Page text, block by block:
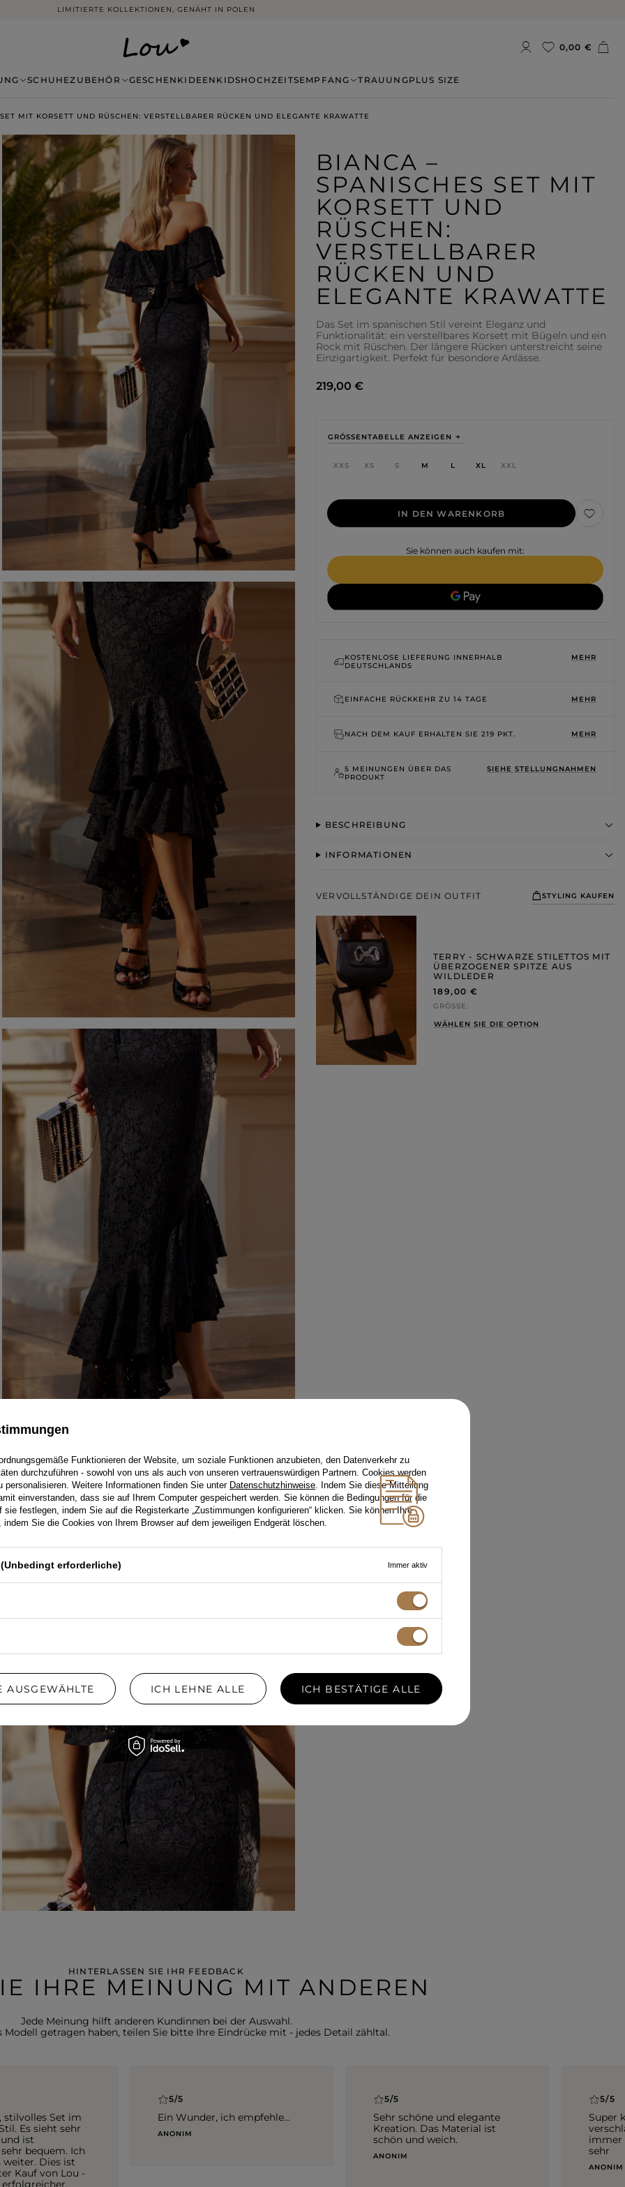
LIMITIERTE KOLLEKTIONEN, GENÄHT IN POLEN
0,00 €
Saison / Stoff
SOMMERKLEIDER
FRÜHLINGSKLEIDER
HERBSTKLEIDER
Ausschnitt
AM RÜCKEN
QUADRAT
U-BOOT
V-AUSSCHNITT
KARO
OHNE AUSSCHNITT
ASYMMETRISCHER
CARMEN
Ärmel / Träger
OHNE TRÄGER
MIT TRÄGERN
BEIGE
SCHUHEZUBEHÖR GESCHENKIDEEN KIDSHOCHZEITSEMPFANG TRAUUNGPLUS SIZE
MIT KORSETT UND RÜSCHEN: VERSTELLBARER RÜCKEN UND ELEGANTE KRAWATTE
BIANCA –
SPANISCHES SET MIT
KORSETT UND
RÜSCHEN:
VERSTELLBARER
RÜCKEN UND
ELEGANTE KRAWATTE
Das Set im spanischen Stil vereint Eleganz und
Funktionalität: ein verstellbares Korsett mit Bügeln und ein
Rock mit Rüschen. Der längere Rücken unterstreicht seine
Einzigartigkeit. Perfekt für besondere Anlässe.
GRÖSSENTABELLE ANZEIGEN
XXS XS S M L XL XXL
IN DEN WARENKORB
Sie können auch kaufen mit:
219,00 €
KOSTENLOSE LIEFERUNG INNERHALB
DEUTSCHLANDS
MEHR
EINFACHE RÜCKKEHR ZU 14 TAGE MEHR
NACH DEM KAUF ERHALTEN SIE 219 PKT. MEHR
5 MEINUNGEN ÜBER DAS
PRODUKT
SIEHE STELLUNGNAHMEN
BESCHREIBUNG
INFORMATIONEN
VERVOLLSTÄNDIGE DEIN OUTFIT
TERRY - SCHWARZE STILETTOS MIT
ÜBERZOGENER SPITZE AUS
WILDLEDER
189,00 €
GRÖSSE
WÄHLEN SIE DIE OPTION
STYLING KAUFEN
HINTERLASSEN SIE IHR FEEDBACK
IHRE MEINUNG MIT ANDEREN
Jede Meinung hilft anderen Kundinnen bei der Auswahl.
Modell getragen haben, teilen Sie bitte Ihre Eindrücke mit - jedes Detail zähltal.
stilvolles Set im
sehr
ist
bequem. Ich
weiter. Dies ist
Kauf von Lou -
5/5
Ein Wunder, ich empfehle...
ANONIM
5/5
Sehr schöne und elegante
Kreation. Das Material ist
schön und weich.
ANONIM
5/5
Super
immer
sehr
ANONIM
Funktionieren der Website, um soziale Funktionen anzubieten, den Datenverkehr zu
durchzuführen - sowohl von uns als auch von unseren vertrauenswürdigen Partnern. Cookies werden
personalisieren. Weitere Informationen finden Sie unter Datenschutzhinweise. Indem Sie diese Mitteilung
einverstanden, dass sie auf Ihrem Computer gespeichert werden. Sie können die Bedingungen für die
sie festlegen, indem Sie auf die Registerkarte „Zustimmungen konfigurieren“ klicken. Sie können Ihre
indem Sie die Cookies von Ihrem Browser auf dem jeweiligen Endgerät löschen.
erforderliche) Immer aktiv
AUSGEWÄHLTE ICH LEHNE ALLE ICH BESTÄTIGE ALLE